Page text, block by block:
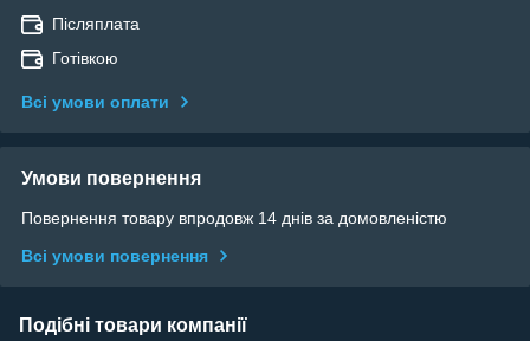
Післяплата
Готівкою
Всі умови оплати
Умови повернення
Повернення товару впродовж 14 днів за домовленістю
Всі умови повернення
Подібні товари компанії